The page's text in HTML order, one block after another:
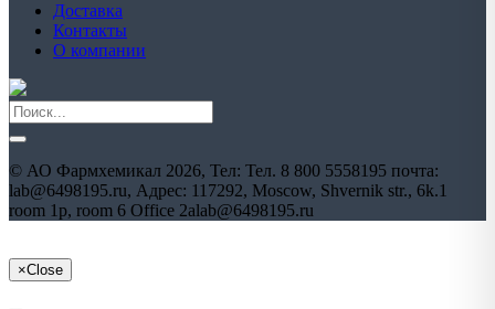
Доставка
Контакты
О компании
© АО Фармхемикал 2026, Тел: Тел. 8 800 5558195 почта:
lab@6498195.ru, Адрес: 117292, Moscow, Shvernik str., 6k.1
room 1p, room 6 Office 2alab@6498195.ru
×Close